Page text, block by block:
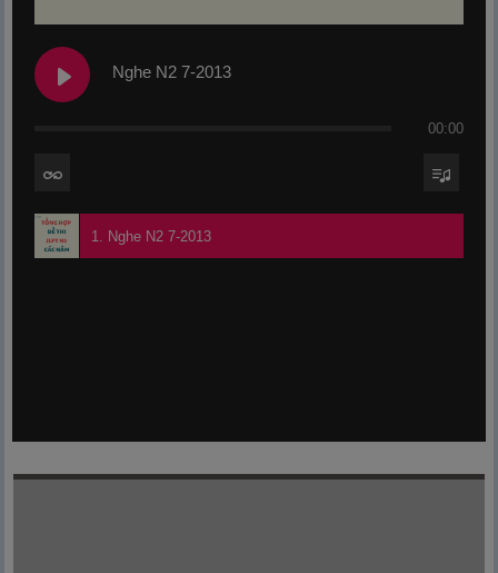
Nghe N2 7-2013
00:00
1. Nghe N2 7-2013